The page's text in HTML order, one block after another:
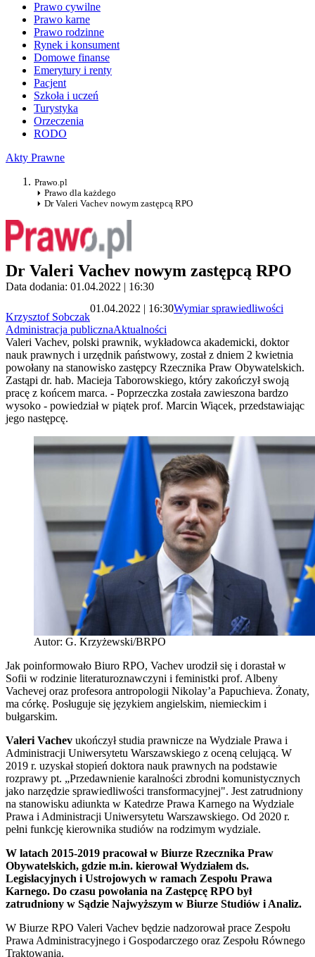
Prawo cywilne
Prawo karne
Prawo rodzinne
Rynek i konsument
Domowe finanse
Emerytury i renty
Pacjent
Szkoła i uczeń
Turystyka
Orzeczenia
RODO
Akty Prawne
Prawo.pl
Prawo dla każdego
Dr Valeri Vachev nowym zastępcą RPO
Dr Valeri Vachev nowym zastępcą RPO
Data dodania: 01.04.2022 | 16:30
Krzysztof Sobczak
01.04.2022 | 16:30Wymiar sprawiedliwości
Administracja publicznaAktualności
Valeri Vachev, polski prawnik, wykładowca akademicki, doktor
nauk prawnych i urzędnik państwowy, został z dniem 2 kwietnia
powołany na stanowisko zastępcy Rzecznika Praw Obywatelskich.
Zastąpi dr. hab. Macieja Taborowskiego, który zakończył swoją
pracę z końcem marca. - Poprzeczka została zawieszona bardzo
wysoko - powiedział w piątek prof. Marcin Wiącek, przedstawiając
jego następcę.
Autor: G. Krzyżewski/BRPO
Jak poinformowało Biuro RPO, Vachev urodził się i dorastał w
Sofii w rodzinie literaturoznawczyni i feministki prof. Albeny
Vachevej oraz profesora antropologii Nikolay’a Papuchieva. Żonaty,
ma córkę. Posługuje się językiem angielskim, niemieckim i
bułgarskim.
Valeri Vachev ukończył studia prawnicze na Wydziale Prawa i
Administracji Uniwersytetu Warszawskiego z oceną celującą. W
2019 r. uzyskał stopień doktora nauk prawnych na podstawie
rozprawy pt. „Przedawnienie karalności zbrodni komunistycznych
jako narzędzie sprawiedliwości transformacyjnej". Jest zatrudniony
na stanowisku adiunkta w Katedrze Prawa Karnego na Wydziale
Prawa i Administracji Uniwersytetu Warszawskiego. Od 2020 r.
pełni funkcję kierownika studiów na rodzimym wydziale.
W latach 2015-2019 pracował w Biurze Rzecznika Praw
Obywatelskich, gdzie m.in. kierował Wydziałem ds.
Legislacyjnych i Ustrojowych w ramach Zespołu Prawa
Karnego. Do czasu powołania na Zastępcę RPO był
zatrudniony w Sądzie Najwyższym w Biurze Studiów i Analiz.
W Biurze RPO Valeri Vachev będzie nadzorował prace Zespołu
Prawa Administracyjnego i Gospodarczego oraz Zespołu Równego
Traktowania.